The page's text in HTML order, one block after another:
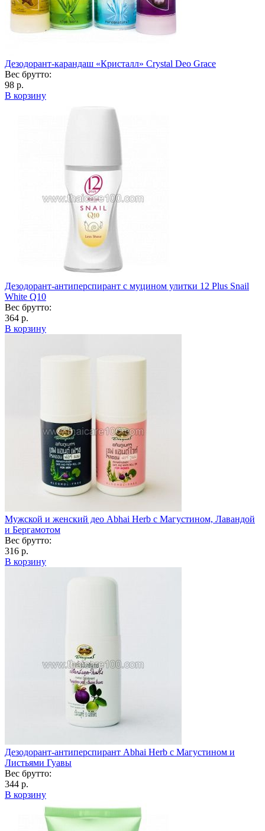
Дезодорант-карандаш «Кристалл» Crystal Deo Grace
Вес брутто:
98 р.
В корзину
Дезодорант-антиперспирант с муцином улитки 12 Plus Snail
White Q10
Вес брутто:
364 р.
В корзину
Мужской и женский део Abhai Herb с Магустином, Лавандой
и Бергамотом
Вес брутто:
316 р.
В корзину
Дезодорант-антиперспирант Abhai Herb с Магустином и
Листьями Гуавы
Вес брутто:
344 р.
В корзину